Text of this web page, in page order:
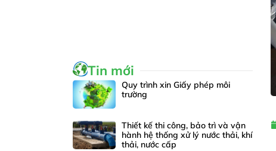
Tin mới
Quy trình xin Giấy phép môi
trường
Thiết kế thi công, bảo trì và vận
hành hệ thống xử lý nước thải, khí
thải, nước cấp